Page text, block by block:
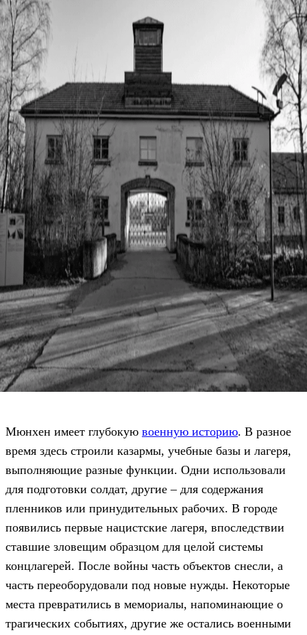
Мюнхен имеет глубокую военную историю. В разное
время здесь строили казармы, учебные базы и лагеря,
выполняющие разные функции. Одни использовали
для подготовки солдат, другие – для содержания
пленников или принудительных рабочих. В городе
появились первые нацистские лагеря, впоследствии
ставшие зловещим образцом для целой системы
концлагерей. После войны часть объектов снесли, а
часть переоборудовали под новые нужды. Некоторые
места превратились в мемориалы, напоминающие о
трагических событиях, другие же остались военными